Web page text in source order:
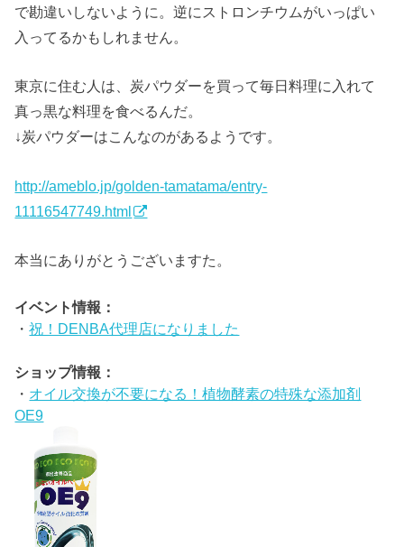
で勘違いしないように。逆にストロンチウムがいっぱい
入ってるかもしれません。
東京に住む人は、炭パウダーを買って毎日料理に入れて
真っ黒な料理を食べるんだ。
↓炭パウダーはこんなのがあるようです。
http://ameblo.jp/golden-tamatama/entry-
11116547749.html
本当にありがとうございますた。
イベント情報：
・祝！DENBA代理店になりました
ショップ情報：
・ オイル交換が不要になる！植物酵素の特殊な添加剤
OE9